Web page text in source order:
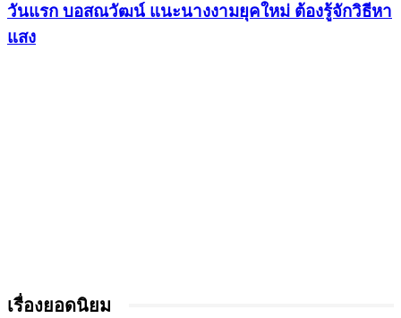
วันแรก บอสณวัฒน์ แนะนางงามยุคใหม่ ต้องรู้จักวิธีหา
แสง
เรื่องยอดนิยม